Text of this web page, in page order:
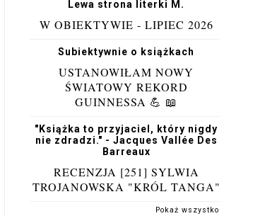
Lewa strona literki M.
W OBIEKTYWIE - LIPIEC 2026
Subiektywnie o książkach
USTANOWIŁAM NOWY
ŚWIATOWY REKORD
GUINNESSA 💪 📖
"Książka to przyjaciel, który nigdy
nie zdradzi." - Jacques Vallée Des
Barreaux
RECENZJA [251] SYLWIA
TROJANOWSKA "KRÓL TANGA"
Pokaż wszystko